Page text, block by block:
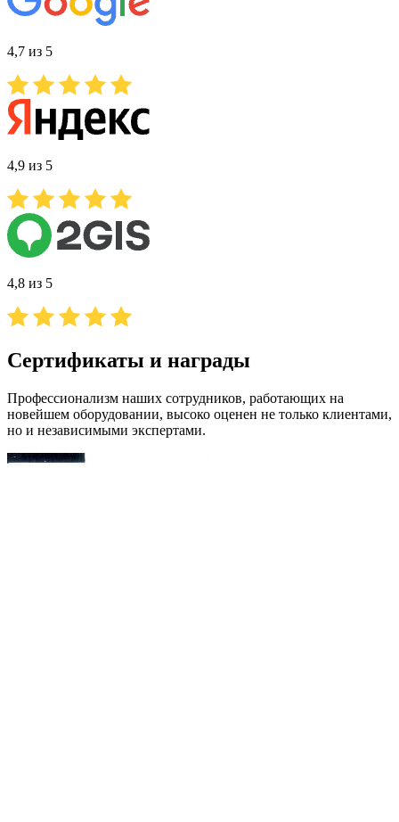
4,7 из 5
4,9 из 5
4,8 из 5
Сертификаты и награды
Профессионализм наших сотрудников, работающих на
новейшем оборудовании, высоко оценен не только клиентами,
но и независимыми экспертами.